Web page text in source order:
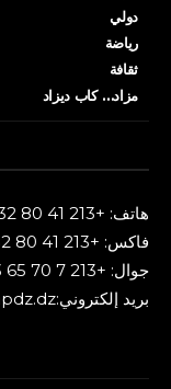
دولي
رياضة
ثقافة
مزاد… كاب ديزاد
هاتف: +213 41 80 32 62
فاكس: +213 41 80 32 63
جوال: +213 7 70 65 93 89
بريد إلكتروني:contact@capdz.dz